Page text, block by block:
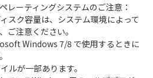
レーティングシステムのご注意：
スク容量は、システム環境によって
ご注意ください。
Windows 7/8 で使用するときに
ルが一部あります。